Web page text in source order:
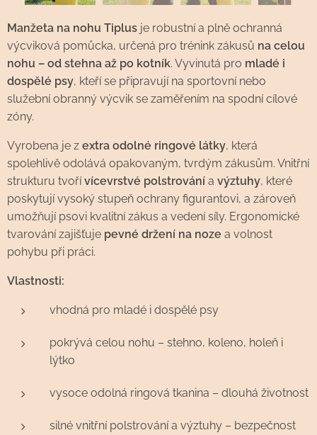
Manžeta na nohu Tiplus je robustní a plně ochranná
výcviková pomůcka, určená pro trénink zákusů na celou
nohu – od stehna až po kotník. Vyvinutá pro mladé i
dospělé psy, kteří se připravují na sportovní nebo
služební obranný výcvik se zaměřením na spodní cílové
zóny.
Vyrobena je z extra odolné ringové látky, která
spolehlivě odolává opakovaným, tvrdým zákusům. Vnitřní
strukturu tvořívícevrstvé polstrování a výztuhy, které
poskytují vysoký stupeň ochrany figurantovi, a zároveň
umožňují psovi kvalitní zákus a vedení síly. Ergonomické
tvarování zajišťuje pevné držení na noze a volnost
pohybu při práci.
Vlastnosti:
vhodná pro mladé i dospělé psy
pokrývá celou nohu – stehno, koleno, holeň i
lýtko
vysoce odolná ringová tkanina – dlouhá životnost
silné vnitřní polstrování a výztuhy – bezpečnost